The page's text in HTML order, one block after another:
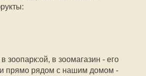
зоопарк:ой, в зоомагазин - его
прямо рядом с нашим домом -